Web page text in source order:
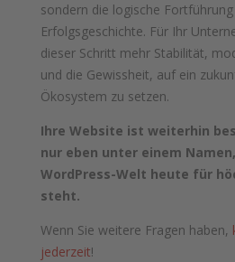
sondern die logische
Erfolgsgeschichte. Für Ihr
dieser Schritt mehr Stabilität,
und die Gewissheit, auf ein
Ökosystem zu setzen.
Ihre Website ist weiterhin
nur eben unter einem
WordPress-Welt heute für
steht.
Wenn Sie weitere Fragen haben,
jederzeit!